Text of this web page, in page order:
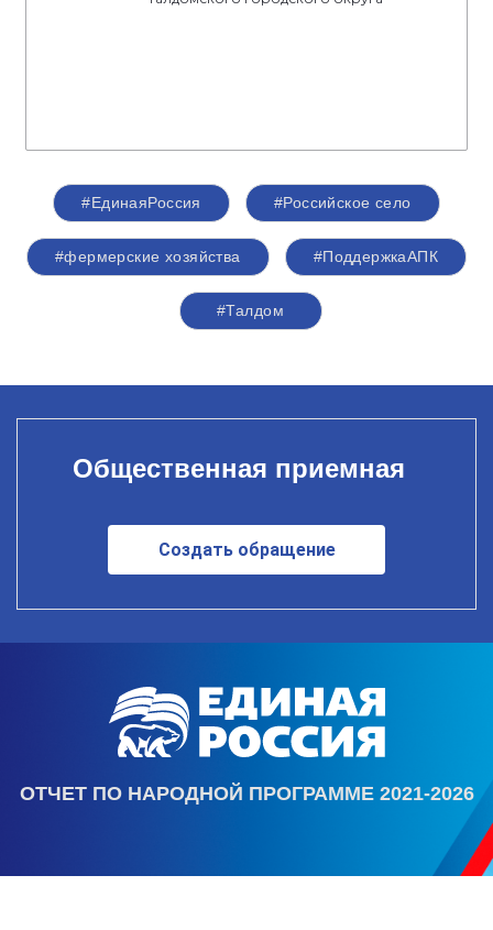
#ЕдинаяРоссия #Российское село
#фермерские хозяйства #ПоддержкаАПК
#Талдом
Общественная приемная
Создать обращение
ОТЧЕТ ПО НАРОДНОЙ ПРОГРАММЕ 2021-2026